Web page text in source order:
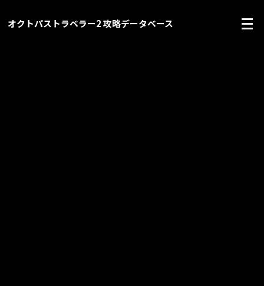
オクトパストラベラー2 攻略データベース